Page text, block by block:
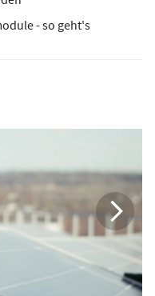
- so geht's